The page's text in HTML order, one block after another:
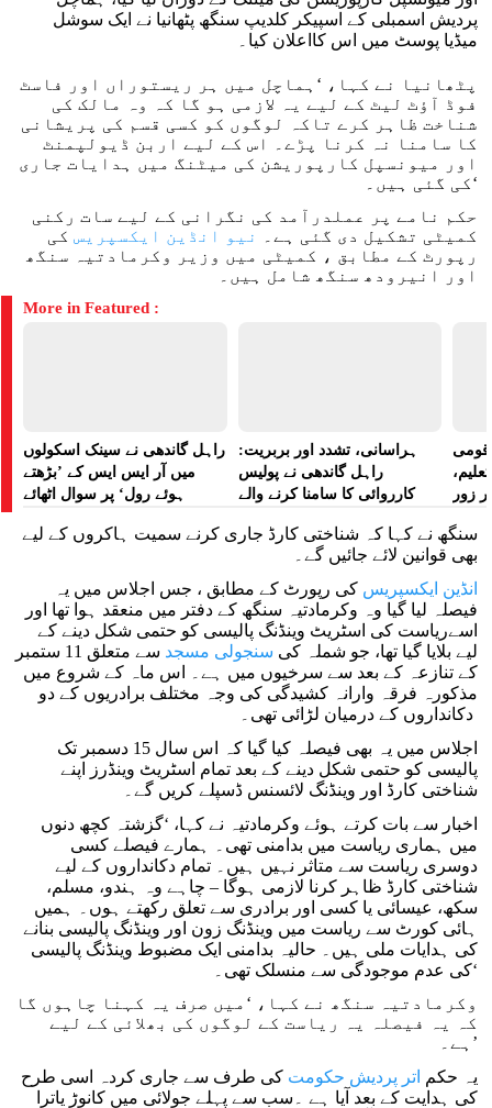
پردیش اسمبلی کے اسپیکر کلدیپ سنگھ پٹھانیا نے ایک سوشل
میڈیا پوسٹ میں اس کااعلان کیا۔
پٹھانیا نے کہا، ‘ہماچل میں ہر ریستوراں اور فاسٹ
فوڈ آؤٹ لیٹ کے لیے یہ لازمی ہو گا کہ وہ مالک کی
شناخت ظاہر کرے تاکہ لوگوں کو کسی قسم کی پریشانی
کا سامنا نہ کرنا پڑے۔ اس کے لیے اربن ڈیولپمنٹ
اور میونسپل کارپوریشن کی میٹنگ میں ہدایات جاری
کی گئی ہیں۔‘
حکم نامے پر عملدرآمد کی نگرانی کے لیے سات رکنی
کمیٹی تشکیل دی گئی ہے۔
نیو انڈین ایکسپریس کی
رپورٹ کے مطابق ، کمیٹی میں وزیر وکرمادتیہ سنگھ
اور انیرودھ سنگھ شامل ہیں۔
More in Featured :
راہل گاندھی نے سینک اسکولوں
میں آر ایس ایس کے ’بڑھتے
ہوئے رول‘ پر سوال اٹھائے
ہراسانی، تشدد اور بربریت:
راہل گاندھی نے پولیس
کارروائی کا سامنا کرنے والے
قومی
زور
سنگھ نے کہا کہ شناختی کارڈ جاری کرنے سمیت ہاکروں کے لیے
بھی قوانین لائے جائیں گے۔
انڈین ایکسپریس کی رپورٹ کے مطابق ، جس اجلاس میں یہ
فیصلہ لیا گیا وہ وکرمادتیہ سنگھ کے دفتر میں منعقد ہوا تھا اور
اسےریاست کی اسٹریٹ وینڈنگ پالیسی کو حتمی شکل دینے کے
لیے بلایا گیا تھا، جو شملہ کی سنجولی مسجد
سے متعلق 11 ستمبر
کے تنازعہ کے بعد سے سرخیوں میں ہے۔ اس ماہ کے شروع میں
مذکورہ فرقہ وارانہ کشیدگی کی وجہ مختلف برادریوں کے دو
دکانداروں کے درمیان لڑائی تھی۔
اجلاس میں یہ بھی فیصلہ کیا گیا کہ اس سال 15 دسمبر تک
پالیسی کو حتمی شکل دینے کے بعد تمام اسٹریٹ وینڈرز اپنے
شناختی کارڈ اور وینڈنگ لائسنس ڈسپلے کریں گے۔
اخبار سے بات کرتے ہوئے وکرمادتیہ نے کہا، ‘گزشتہ کچھ دنوں
میں ہماری ریاست میں بدامنی تھی۔ ہمارے فیصلے کسی
دوسری ریاست سے متاثر نہیں ہیں۔ تمام دکانداروں کے لیے
شناختی کارڈ ظاہر کرنا لازمی ہوگا – چاہے وہ ہندو، مسلم،
سکھ، عیسائی یا کسی اور برادری سے تعلق رکھتے ہوں۔ ہمیں
ہائی کورٹ سے ریاست میں وینڈنگ زون اور وینڈنگ پالیسی بنانے
کی ہدایات ملی ہیں۔ حالیہ بدامنی ایک مضبوط وینڈنگ پالیسی
کی عدم موجودگی سے منسلک تھی۔‘
وکرمادتیہ سنگھ نے کہا، ‘میں صرف یہ کہنا چاہوں گا
کہ یہ فیصلہ یہ ریاست کے لوگوں کی بھلائی کے لیے
ہے۔’
یہ حکم اتر پردیش حکومت کی طرف سے جاری کردہ اسی طرح
کی ہدایت کے بعد آیا ہے ۔سب سے پہلے جولائی میں کانوڑ یاترا